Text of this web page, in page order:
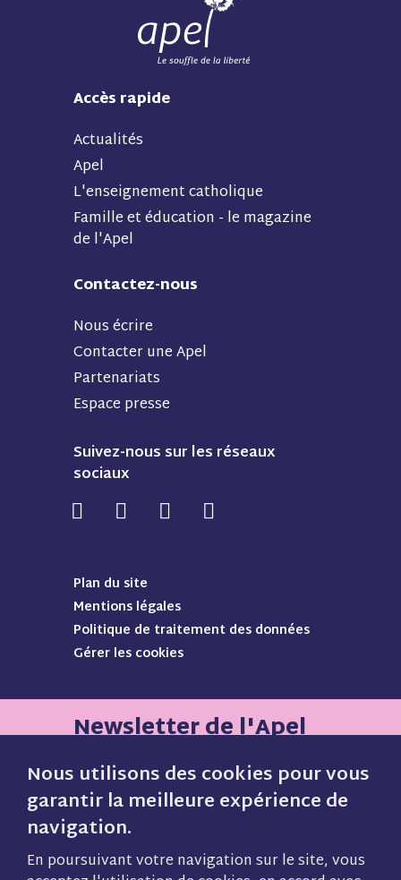
Nous utilisons des cookies pour vous
garantir la meilleure expérience de
navigation.
En poursuivant votre navigation sur le site, vous
Accès rapide
Actualités
Apel
L'enseignement catholique
Famille et éducation - le magazine
de l'Apel
Contactez-nous
Nous écrire
Contacter une Apel
Partenariats
Espace presse
Suivez-nous sur les réseaux
sociaux
s
s
u
i
v
e
s
r
F
a
c
e
s
s
u
i
v
e
s
r
I
n
s
t
s
u
i
v
e
s
r
P
i
t
u
i
e
s
r
Y
o
t
Plan du site
Mentions légales
Politique de traitement des données
Gérer les cookies
Newsletter de l'Apel
Inscrivez vous gratuitement pour
recevoir notre lettre mensuelle et